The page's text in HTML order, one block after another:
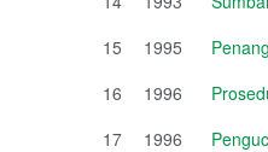
15
1995
16
1996
17
1996